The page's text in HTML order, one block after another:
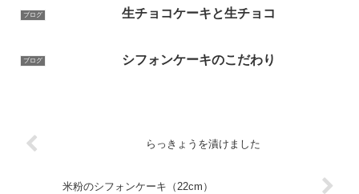
ブログ 生チョコケーキと生チョコ
ブログ シフォンケーキのこだわり
らっきょうを漬けました
米粉のシフォンケーキ（22cm）